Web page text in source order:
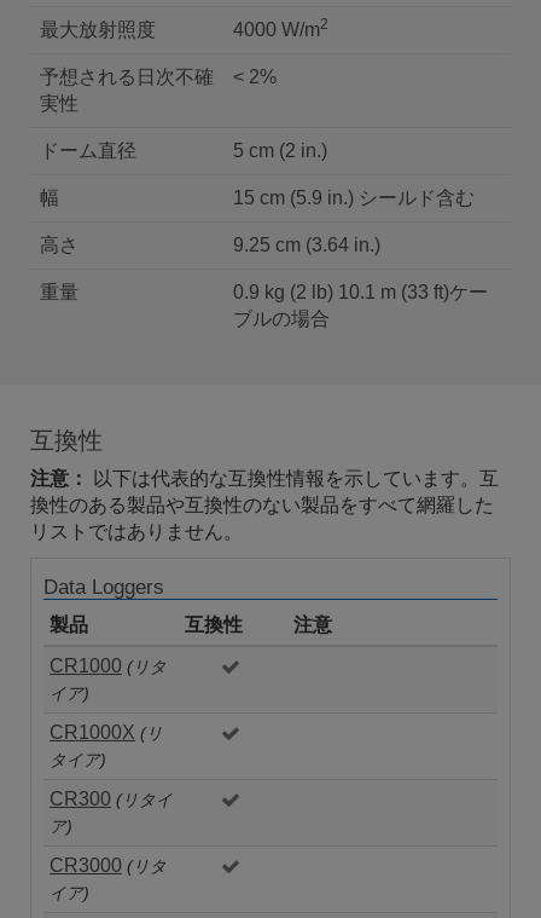
最大放射照度 4000 W/m2
予想される日次不確
実性
< 2%
ドーム直径 5 cm (2 in.)
幅 15 cm (5.9 in.) シールド含む
高さ 9.25 cm (3.64 in.)
重量
0.9 kg (2 lb) 10.1 m (33 ft)ケー
ブルの場合
互換性
注意：
以下は代表的な互換性情報を示しています。互
換性のある製品や互換性のない製品をすべて網羅した
リストではありません。
Data Loggers
製品 互換性
注意
CR1000 (リタ
イア)
CR1000X (リ
タイア)
CR300 (リタイ
ア)
CR3000 (リタ
イア)